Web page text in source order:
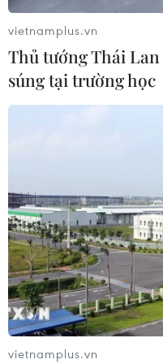
Tổng Biên tập: TRẦN
Phó Tổng Biên tập:
THỦY
Sở hữu trí tuệ
RSS
vietnamplus.vn
Thủ tướng Thái Lan
súng tại trường học
vietnamplus.vn